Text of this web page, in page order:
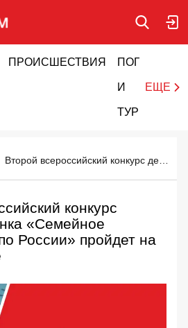
ПРОИСШЕСТВИЯ ПОГОДА
И
ТУРИЗМ
ЕЩЕ
конкурс
«Семейное
России» пройдет на